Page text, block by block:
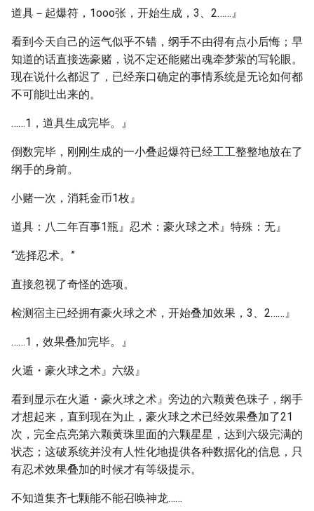
道具－起爆符，1ooo张，开始生成，3、2……』
看到今天自己的运气似乎不错，纲手不由得有点小后悔；早
知道的话直接选豪赌，说不定还能赌出魂牵梦萦的写轮眼。
现在说什么都迟了，已经亲口确定的事情系统是无论如何都
不可能吐出来的。
……1，道具生成完毕。』
倒数完毕，刚刚生成的一小叠起爆符已经工工整整地放在了
纲手的身前。
小赌一次，消耗金币1枚』
道具：八二年百事1瓶』忍术：豪火球之术』特殊：无』
“选择忍术。”
直接忽视了奇怪的选项。
检测宿主已经拥有豪火球之术，开始叠加效果，3、2……』
……1，效果叠加完毕。』
火遁・豪火球之术』六级』
看到显示在火遁・豪火球之术』旁边的六颗黄色珠子，纲手
才想起来，直到现在为止，豪火球之术已经效果叠加了21
次，完全点亮第六颗黄珠里面的六颗星星，达到六级完满的
状态；这破系统并没有人性化地提供各种数据化的信息，只
有忍术效果叠加的时候才有等级提示。
不知道集齐七颗能不能召唤神龙……